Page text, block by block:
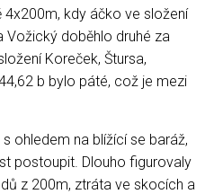
4x200m, kdy áčko ve složení
Vožický doběhlo druhé za
Koreček, Štursa,
b bylo páté, což je mezi
ohledem na blížící se baráž,
postoupit. Dlouho figurovaly
z 200m, ztráta ve skocích a